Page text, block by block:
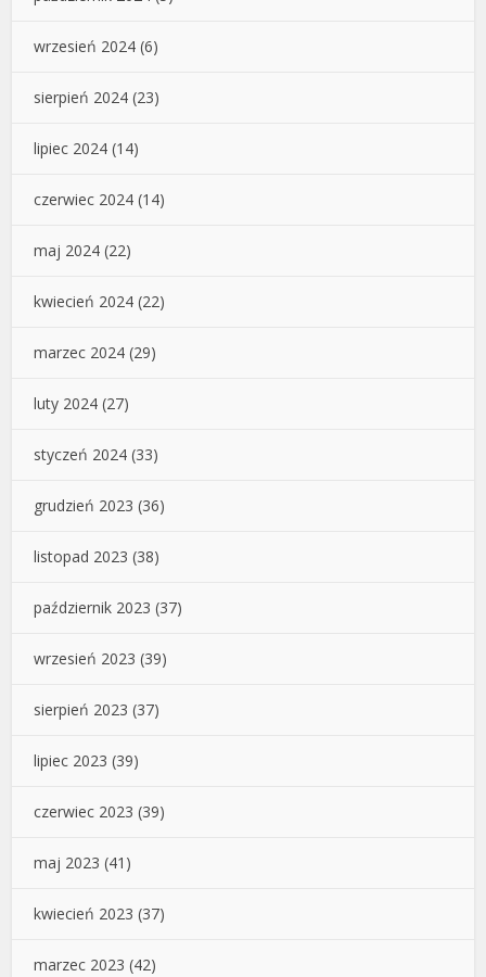
wrzesień 2024 (6)
sierpień 2024 (23)
lipiec 2024 (14)
czerwiec 2024 (14)
maj 2024 (22)
kwiecień 2024 (22)
marzec 2024 (29)
luty 2024 (27)
styczeń 2024 (33)
grudzień 2023 (36)
listopad 2023 (38)
październik 2023 (37)
wrzesień 2023 (39)
sierpień 2023 (37)
lipiec 2023 (39)
czerwiec 2023 (39)
maj 2023 (41)
kwiecień 2023 (37)
marzec 2023 (42)